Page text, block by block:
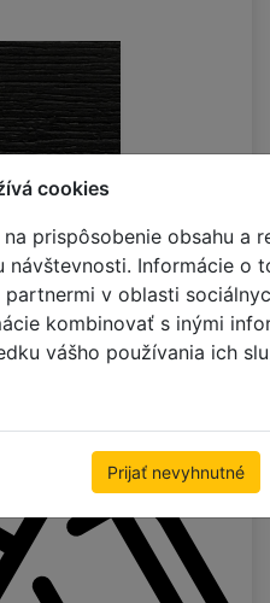
cookies
prispôsobenie obsahu a
návštevnosti. Informácie o
v oblasti
kombinovať s inými
vášho používania ich
Prijať nevyhnutné